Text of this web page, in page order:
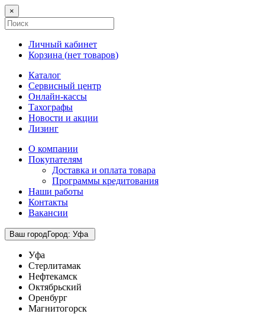
×
Личный кабинет
Корзина (нет товаров)
Каталог
Сервисный центр
Онлайн-кассы
Тахографы
Новости и акции
Лизинг
О компании
Покупателям
Доставка и оплата товара
Программы кредитования
Наши работы
Контакты
Вакансии
Ваш городГород: Уфа
Уфа
Стерлитамак
Нефтекамск
Октябрьский
Оренбург
Магнитогорск